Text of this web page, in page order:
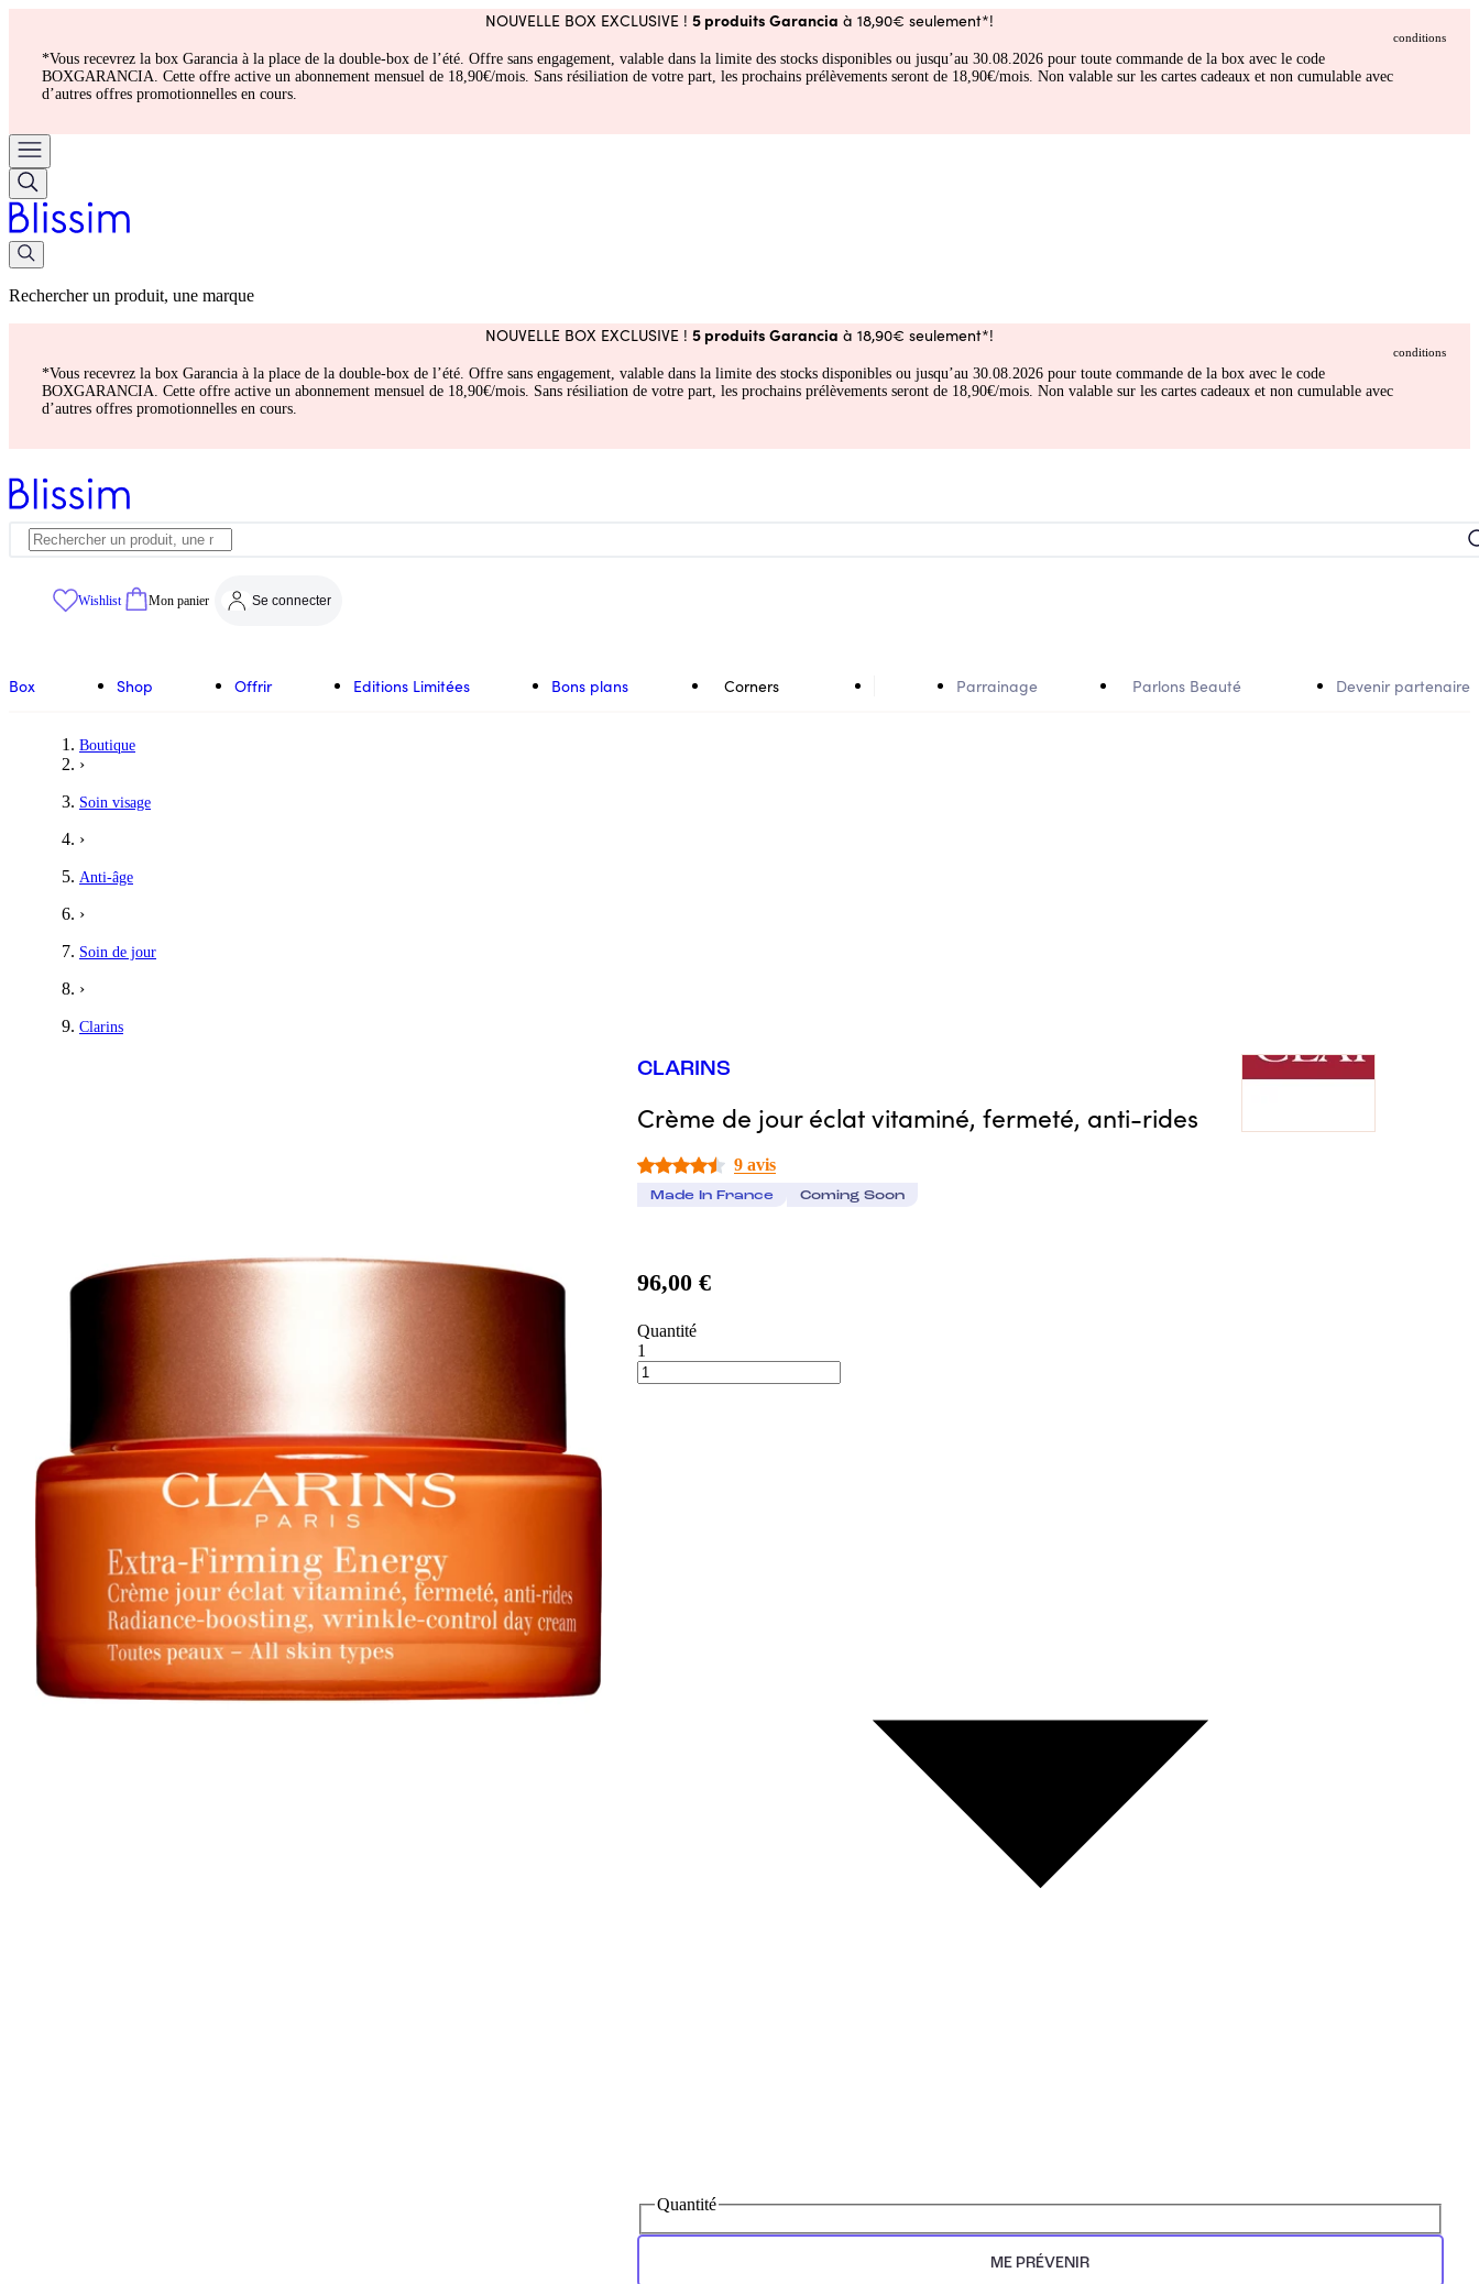
NOUVELLE BOX EXCLUSIVE ! 5 produits Garancia à 18,90€ seulement*!
conditions
*Vous recevrez la box Garancia à la place de la double-box de l’été. Offre sans engagement, valable dans la limite des stocks disponibles ou jusqu’au 30.08.2026 pour toute commande de la box avec le code
BOXGARANCIA. Cette offre active un abonnement mensuel de 18,90€/mois. Sans résiliation de votre part, les prochains prélèvements seront de 18,90€/mois. Non valable sur les cartes cadeaux et non cumulable avec
d’autres offres promotionnelles en cours.
Rechercher un produit, une marque
NOUVELLE BOX EXCLUSIVE ! 5 produits Garancia à 18,90€ seulement*!
conditions
*Vous recevrez la box Garancia à la place de la double-box de l’été. Offre sans engagement, valable dans la limite des stocks disponibles ou jusqu’au 30.08.2026 pour toute commande de la box avec le code
BOXGARANCIA. Cette offre active un abonnement mensuel de 18,90€/mois. Sans résiliation de votre part, les prochains prélèvements seront de 18,90€/mois. Non valable sur les cartes cadeaux et non cumulable avec
d’autres offres promotionnelles en cours.
Wishlist Mon panier Se connecter
Box Shop Offrir Editions Limitées Bons plans Corners Parrainage Parlons Beauté Devenir partenaire
Boutique
›
Soin visage
›
Anti-âge
›
Soin de jour
›
Clarins
CLARINS
Crème de jour éclat vitaminé, fermeté, anti-rides
9 avis
Made In France Coming Soon
96,00 €
Quantité
1
Quantité
ME PRÉVENIR